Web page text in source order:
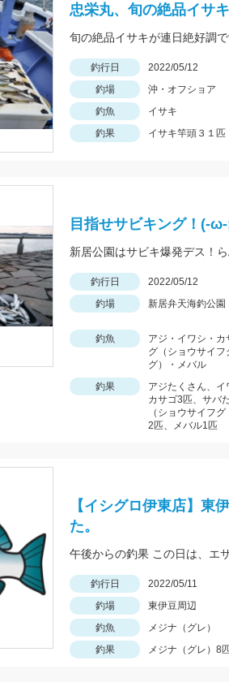
忠栄丸、旬の絶品イサキ
旬の絶品イサキが連日絶好調
釣行日 2022/05/12
釣場
沖・オフショア
釣魚
イサキ
釣果
イサキ竿頭３１匹
目指せサビキング！(-
新居公園はサビキ爆発デス！
釣行日 2022/05/12
釣場
新居弁天海釣公園
釣魚
アジ・イワシ・カ
グ（ショウサイフ
グ）・メバル
釣果
アジたくさん、イ
カサゴ3匹、サバ
（ショウサイフグ
2匹、メバル1匹
【イシグロ伊東店】東
た。
午後からの釣果 この日は、エ
釣行日 2022/05/11
釣場
東伊豆周辺
釣魚
メジナ（グレ）
釣果
メジナ（グレ）8